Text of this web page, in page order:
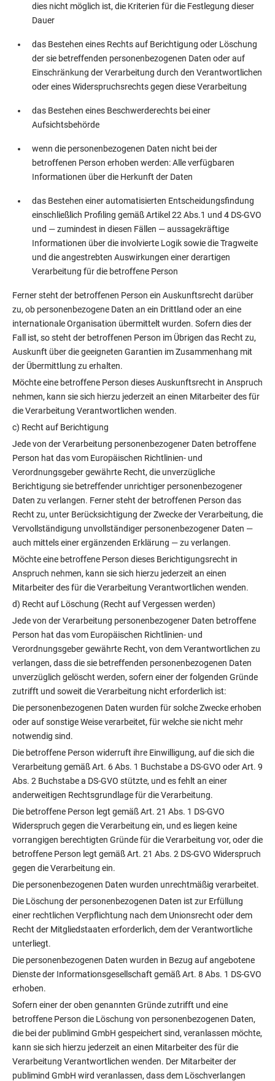
dies nicht möglich ist, die Kriterien für die Festlegung dieser
Dauer
das Bestehen eines Rechts auf Berichtigung oder Löschung
der sie betreffenden personenbezogenen Daten oder auf
Einschränkung der Verarbeitung durch den Verantwortlichen
oder eines Widerspruchsrechts gegen diese Verarbeitung
das Bestehen eines Beschwerderechts bei einer
Aufsichtsbehörde
wenn die personenbezogenen Daten nicht bei der
betroffenen Person erhoben werden: Alle verfügbaren
Informationen über die Herkunft der Daten
das Bestehen einer automatisierten Entscheidungsfindung
einschließlich Profiling gemäß Artikel 22 Abs.1 und 4 DS-GVO
und — zumindest in diesen Fällen — aussagekräftige
Informationen über die involvierte Logik sowie die Tragweite
und die angestrebten Auswirkungen einer derartigen
Verarbeitung für die betroffene Person
Ferner steht der betroffenen Person ein Auskunftsrecht darüber
zu, ob personenbezogene Daten an ein Drittland oder an eine
internationale Organisation übermittelt wurden. Sofern dies der
Fall ist, so steht der betroffenen Person im Übrigen das Recht zu,
Auskunft über die geeigneten Garantien im Zusammenhang mit
der Übermittlung zu erhalten.
Möchte eine betroffene Person dieses Auskunftsrecht in Anspruch
nehmen, kann sie sich hierzu jederzeit an einen Mitarbeiter des für
die Verarbeitung Verantwortlichen wenden.
c) Recht auf Berichtigung
Jede von der Verarbeitung personenbezogener Daten betroffene
Person hat das vom Europäischen Richtlinien- und
Verordnungsgeber gewährte Recht, die unverzügliche
Berichtigung sie betreffender unrichtiger personenbezogener
Daten zu verlangen. Ferner steht der betroffenen Person das
Recht zu, unter Berücksichtigung der Zwecke der Verarbeitung, die
Vervollständigung unvollständiger personenbezogener Daten —
auch mittels einer ergänzenden Erklärung — zu verlangen.
Möchte eine betroffene Person dieses Berichtigungsrecht in
Anspruch nehmen, kann sie sich hierzu jederzeit an einen
Mitarbeiter des für die Verarbeitung Verantwortlichen wenden.
d) Recht auf Löschung (Recht auf Vergessen werden)
Jede von der Verarbeitung personenbezogener Daten betroffene
Person hat das vom Europäischen Richtlinien- und
Verordnungsgeber gewährte Recht, von dem Verantwortlichen zu
verlangen, dass die sie betreffenden personenbezogenen Daten
unverzüglich gelöscht werden, sofern einer der folgenden Gründe
zutrifft und soweit die Verarbeitung nicht erforderlich ist:
Die personenbezogenen Daten wurden für solche Zwecke erhoben
oder auf sonstige Weise verarbeitet, für welche sie nicht mehr
notwendig sind.
Die betroffene Person widerruft ihre Einwilligung, auf die sich die
Verarbeitung gemäß Art. 6 Abs. 1 Buchstabe a DS-GVO oder Art. 9
Abs. 2 Buchstabe a DS-GVO stützte, und es fehlt an einer
anderweitigen Rechtsgrundlage für die Verarbeitung.
Die betroffene Person legt gemäß Art. 21 Abs. 1 DS-GVO
Widerspruch gegen die Verarbeitung ein, und es liegen keine
vorrangigen berechtigten Gründe für die Verarbeitung vor, oder die
betroffene Person legt gemäß Art. 21 Abs. 2 DS-GVO Widerspruch
gegen die Verarbeitung ein.
Die personenbezogenen Daten wurden unrechtmäßig verarbeitet.
Die Löschung der personenbezogenen Daten ist zur Erfüllung
einer rechtlichen Verpflichtung nach dem Unionsrecht oder dem
Recht der Mitgliedstaaten erforderlich, dem der Verantwortliche
unterliegt.
Die personenbezogenen Daten wurden in Bezug auf angebotene
Dienste der Informationsgesellschaft gemäß Art. 8 Abs. 1 DS-GVO
erhoben.
Sofern einer der oben genannten Gründe zutrifft und eine
betroffene Person die Löschung von personenbezogenen Daten,
die bei der publimind GmbH gespeichert sind, veranlassen möchte,
kann sie sich hierzu jederzeit an einen Mitarbeiter des für die
Verarbeitung Verantwortlichen wenden. Der Mitarbeiter der
publimind GmbH wird veranlassen, dass dem Löschverlangen